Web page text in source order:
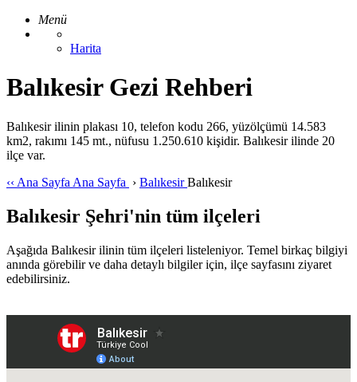
Menü
Harita
Balıkesir Gezi Rehberi
Balıkesir ilinin plakası 10, telefon kodu 266, yüzölçümü 14.583
km2, rakımı 145 mt., nüfusu 1.250.610 kişidir. Balıkesir ilinde 20
ilçe var.
‹‹ Ana Sayfa Ana Sayfa › BalıkesirBalıkesir
Balıkesir Şehri'nin tüm ilçeleri
Aşağıda Balıkesir ilinin tüm ilçeleri listeleniyor. Temel birkaç bilgiyi
anında görebilir ve daha detaylı bilgiler için, ilçe sayfasını ziyaret
edebilirsiniz.